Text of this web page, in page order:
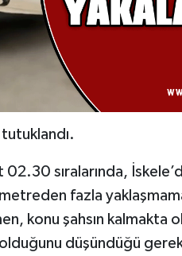
sıralarında,
fazla
konu şahsın kalmakta
düşündüğü